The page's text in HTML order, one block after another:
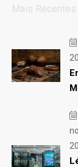
Mais Recentes